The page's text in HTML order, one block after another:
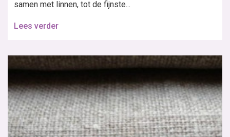
samen met linnen, tot de fijnste...
Lees verder